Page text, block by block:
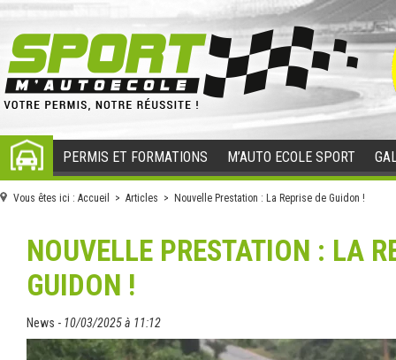
PERMIS ET FORMATIONS M’AUTO ECOLE SPORT
Vous êtes ici : Accueil > Articles > Nouvelle Prestation : La Reprise de Guidon !
NOUVELLE PRESTATION : LA
GUIDON !
News - 10/03/2025 à 11:12